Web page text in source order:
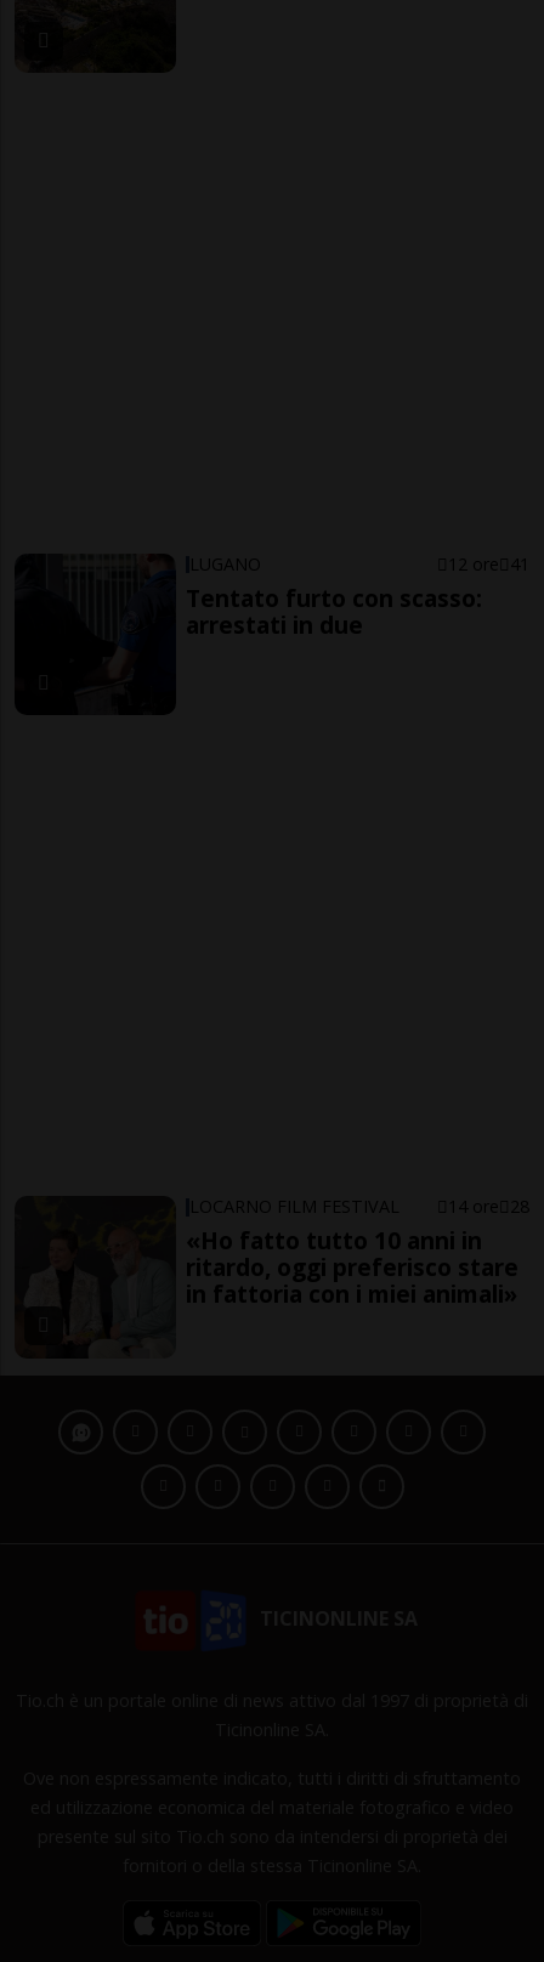
LUGANO 12 ore 41
Tentato furto con scasso:
arrestati in due
LOCARNO FILM FESTIVAL 14 ore 28
«Ho fatto tutto 10 anni in
ritardo, oggi preferisco stare
in fattoria con i miei animali»